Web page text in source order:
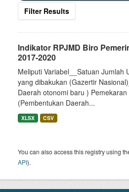
Filter Results
Indikator RPJMD Biro
2017-2020
Meliputi Variabel__Satuan Jumlah
yang dibakukan (Gazertir
Daerah otonomi baru )
(Pembentukan Daerah...
XLSX CSV
You can also access this registry using
API).